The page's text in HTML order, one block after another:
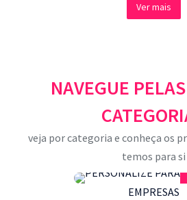
Ver mais
NAVEGUE
veja por categoria e conheça os
temos para si
EMPRESAS